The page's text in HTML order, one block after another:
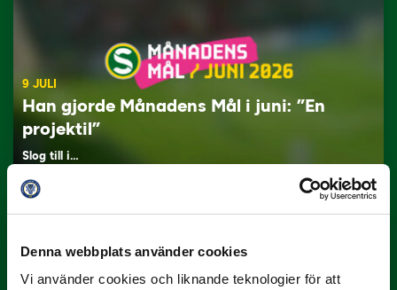
Denna webbplats använder cookies
Vi använder cookies och liknande teknologier för att
9 JULI
Han gjorde Månadens Mål i juni: ”En
projektil”
Slog till i…